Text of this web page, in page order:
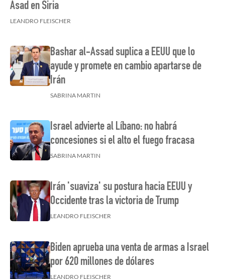
Asad en Siria
LEANDRO FLEISCHER
Bashar al-Assad suplica a EEUU que lo
ayude y promete en cambio apartarse de
Irán
SABRINA MARTIN
Israel advierte al Líbano: no habrá
concesiones si el alto el fuego fracasa
SABRINA MARTIN
Irán 'suaviza' su postura hacia EEUU y
Occidente tras la victoria de Trump
LEANDRO FLEISCHER
Biden aprueba una venta de armas a Israel
por 620 millones de dólares
LEANDRO FLEISCHER